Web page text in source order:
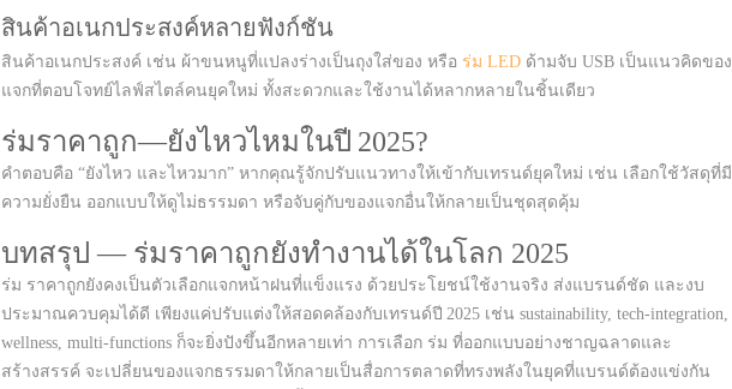
สินค้าอเนกประสงค์หลายฟังก์ชัน
สินค้าอเนกประสงค์ เช่น ผ้าขนหนูที่แปลงร่างเป็นถุงใส่ของ หรือ ร่ม LED ด้ามจับ USB เป็นแนวคิดของ
แจกที่ตอบโจทย์ไลฟ์สไตล์คนยุคใหม่ ทั้งสะดวกและใช้งานได้หลากหลายในชิ้นเดียว
ร่มราคาถูก—ยังไหวไหมในปี 2025?
คำตอบคือ “ยังไหว และไหวมาก” หากคุณรู้จักปรับแนวทางให้เข้ากับเทรนด์ยุคใหม่ เช่น เลือกใช้วัสดุที่มี
ความยั่งยืน ออกแบบให้ดูไม่ธรรมดา หรือจับคู่กับของแจกอื่นให้กลายเป็นชุดสุดคุ้ม
บทสรุป — ร่มราคาถูกยังทำงานได้ในโลก 2025
ร่ม ราคาถูกยังคงเป็นตัวเลือกแจกหน้าฝนที่แข็งแรง ด้วยประโยชน์ใช้งานจริง ส่งแบรนด์ชัด และงบ
ประมาณควบคุมได้ดี เพียงแค่ปรับแต่งให้สอดคล้องกับเทรนด์ปี 2025 เช่น sustainability, tech‑integration,
wellness, multi‑functions ก็จะยิ่งปังขึ้นอีกหลายเท่า การเลือก ร่ม ที่ออกแบบอย่างชาญฉลาดและ
สร้างสรรค์ จะเปลี่ยนของแจกธรรมดาให้กลายเป็นสื่อการตลาดที่ทรงพลังในยุคที่แบรนด์ต้องแข่งกัน